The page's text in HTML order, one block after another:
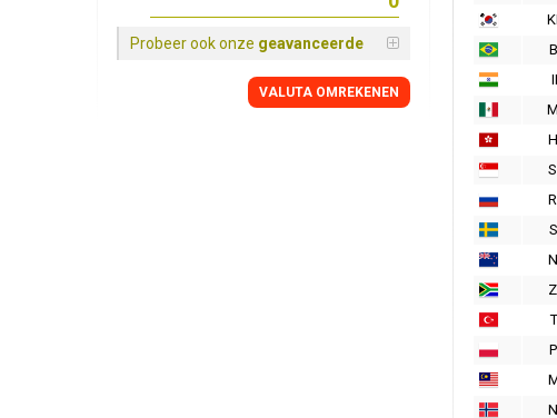
Probeer ook onze geavanceerde
VALUTA OMREKENEN